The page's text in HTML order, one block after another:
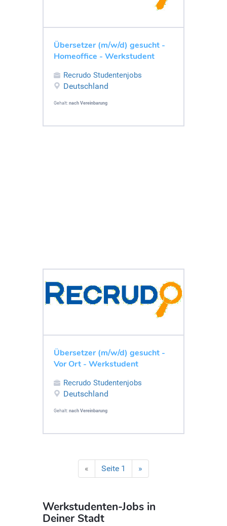
Übersetzer (m/w/d) gesucht -
Homeoffice - Werkstudent
Recrudo Studentenjobs
Deutschland
Gehalt: nach Vereinbarung
Übersetzer (m/w/d) gesucht -
Vor Ort - Werkstudent
Recrudo Studentenjobs
Deutschland
Gehalt: nach Vereinbarung
« Seite 1 »
Werkstudenten-Jobs in
Deiner Stadt